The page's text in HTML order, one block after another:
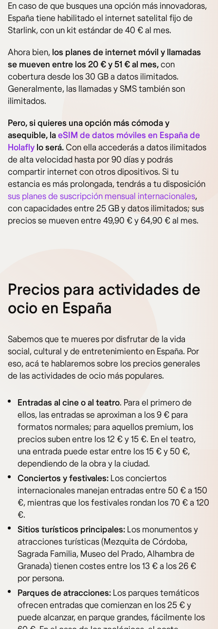
En caso de que busques una opción más innovadoras,
España tiene habilitado el internet satelital fijo de
Starlink, con un kit estándar de 40 € al mes.
Ahora bien, los planes de internet móvil y llamadas
se mueven entre los 20 € y 51 € al mes,con
cobertura desde los 30 GB a datos ilimitados.
Generalmente, las llamadas y SMS también son
ilimitados.
Pero, si quieres una opción más cómoda y
asequible, laeSIM de datos móviles en España de
Holafly lo será.Con ella accederás a datos ilimitados
de alta velocidad hasta por 90 días y podrás
compartir internet con otros dipositivos. Si tu
estancia es más prolongada, tendrás a tu disposición
sus planes de suscripción mensual internacionales,
con capacidades entre 25 GB y datos ilimitados; sus
precios se mueven entre 49,90 € y 64,90 € al mes.
Precios para actividades de
ocio en España
Sabemos que te mueres por disfrutar de la vida
social, cultural y de entretenimiento en España. Por
eso, acá te hablaremos sobre los precios generales
de las actividades de ocio más populares.
Entradas al cine o al teatro. Para el primero de
ellos, las entradas se aproximan a los 9 € para
formatos normales; para aquellos premium, los
precios suben entre los 12 € y 15 €. En el teatro,
una entrada puede estar entre los 15 € y 50 €,
dependiendo de la obra y la ciudad.
Conciertos y festivales: Los conciertos
internacionales manejan entradas entre 50 € a 150
€, mientras que los festivales rondan los 70 € a 120
€.
Sitios turísticos principales: Los monumentos y
atracciones turísticas (Mezquita de Córdoba,
Sagrada Familia, Museo del Prado, Alhambra de
Granada) tienen costes entre los 13 € a los 26 €
por persona.
Parques de atracciones: Los parques temáticos
ofrecen entradas que comienzan en los 25 € y
puede alcanzar, en parque grandes, fácilmente los